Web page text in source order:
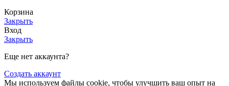
Корзина
Закрыть
Вход
Закрыть
Еще нет аккаунта?
Создать аккаунт
Мы используем файлы cookie, чтобы улучшить ваш опыт на